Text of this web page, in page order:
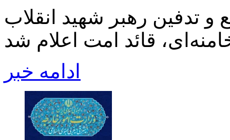
و تدفین رهبر شهید انقلاب
ادامه خبر